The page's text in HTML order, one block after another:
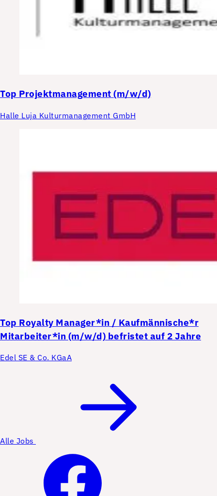
Top Projektmanagement (m/w/d)
Halle Luja Kulturmanagement GmbH
Top Royalty Manager*in / Kaufmännische*r
Mitarbeiter*in (m/w/d) befristet auf 2 Jahre
Edel SE & Co. KGaA
Alle Jobs